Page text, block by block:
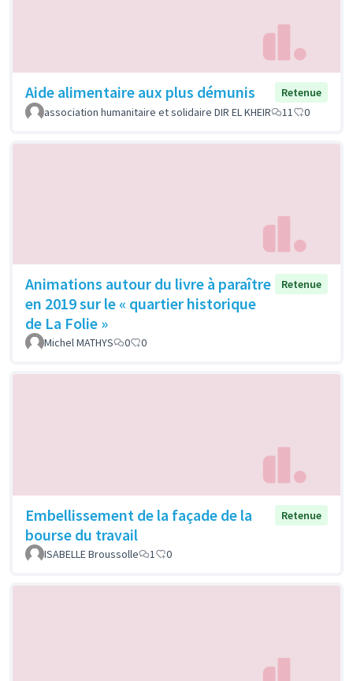
Aide alimentaire aux plus démunis
Retenue
association humanitaire et solidaire DIR EL KHEIR
11 0
Animations autour du livre à paraître
en 2019 sur le « quartier historique
de La Folie »
Retenue
Michel MATHYS 0 0
Embellissement de la façade de la
bourse du travail
Retenue
ISABELLE Broussolle 1 0